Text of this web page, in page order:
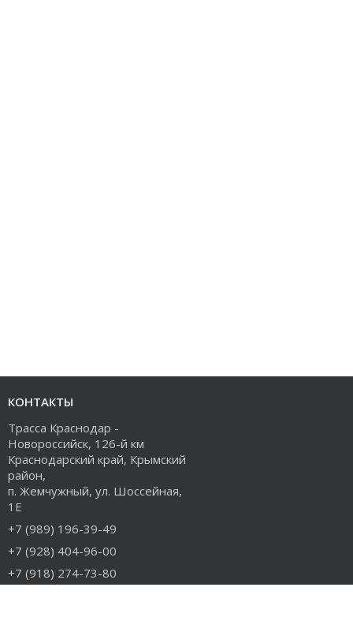
КОНТАКТЫ
Трасса Краснодар -
Новороссийск, 126-й км
Краснодарский край, Крымский
район,
п. Жемчужный, ул. Шоссейная,
1Е
+7 (989) 196-39-49
+7 (928) 404-96-00
+7 (918) 274-73-80